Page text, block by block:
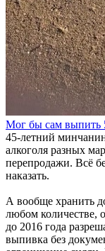
Мог бы сам выпить
45-летний
алкоголя разных
перепродажи. Всё
наказать.
А вообще хранить
любом количестве,
до 2016 года
выпивка без